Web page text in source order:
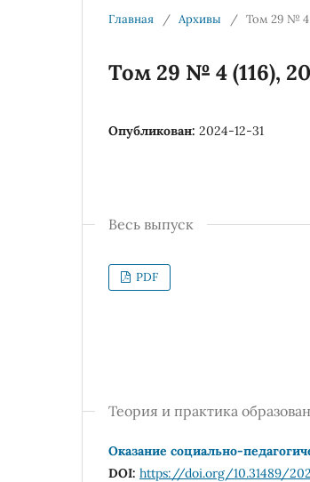
Главная / Архивы / Том 29 № 4
Том 29 № 4 (116),
Опубликован: 2024-12-31
Весь выпуск
PDF
Теория и практика
Оказание социально-
DOI: https://doi.org/10.31489/